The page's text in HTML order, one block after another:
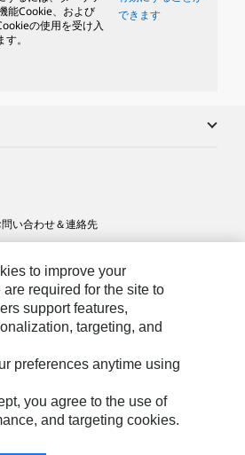
能Cookie、および
の使用を受け入
。
できます
い合わせ＆連絡先
to improve your
required for the site to
support features,
targeting, and
preferences anytime using
you agree to the use of
and targeting cookies.